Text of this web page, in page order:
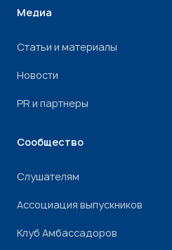
Медиа
Статьи и материалы
Новости
PR и партнеры
Сообщество
Слушателям
Ассоциация выпускников
Клуб Амбассадоров